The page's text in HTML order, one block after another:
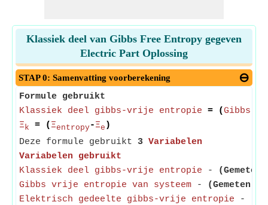
Klassiek deel van Gibbs Free Entropy gegeven
Electric Part Oplossing
STAP 0: Samenvatting voorberekening
Formule gebruikt
Klassiek deel gibbs-vrije entropie = (Gibbs
Ξk = ( Ξentropy-Ξe )
Deze formule gebruikt 3 Variabelen
Variabelen gebruikt
Klassiek deel gibbs-vrije entropie -
Gibbs vrije entropie van systeem -
(Gemeten
Elektrisch gedeelte gibbs-vrije entropie -